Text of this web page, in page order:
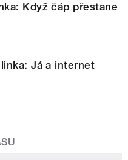
Když čáp přestane
Já a internet